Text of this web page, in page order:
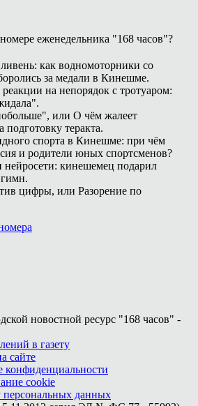
еженедельника "168 часов"?
как водномоторники со
за медали в Кинешме.
на непорядок с тротуаром:
или О чём жалеет
подготовку теракта.
спорта в Кинешме: при чём
и родители юных спортсменов?
нейросети: кинешемец подарил
цифры, или Разорение по
новостной ресурс "168 часов" -
в газету
сайте
cookie
персональных данных